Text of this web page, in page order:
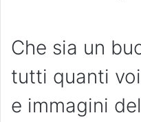
Che sia un
tutti quanti
e immagini